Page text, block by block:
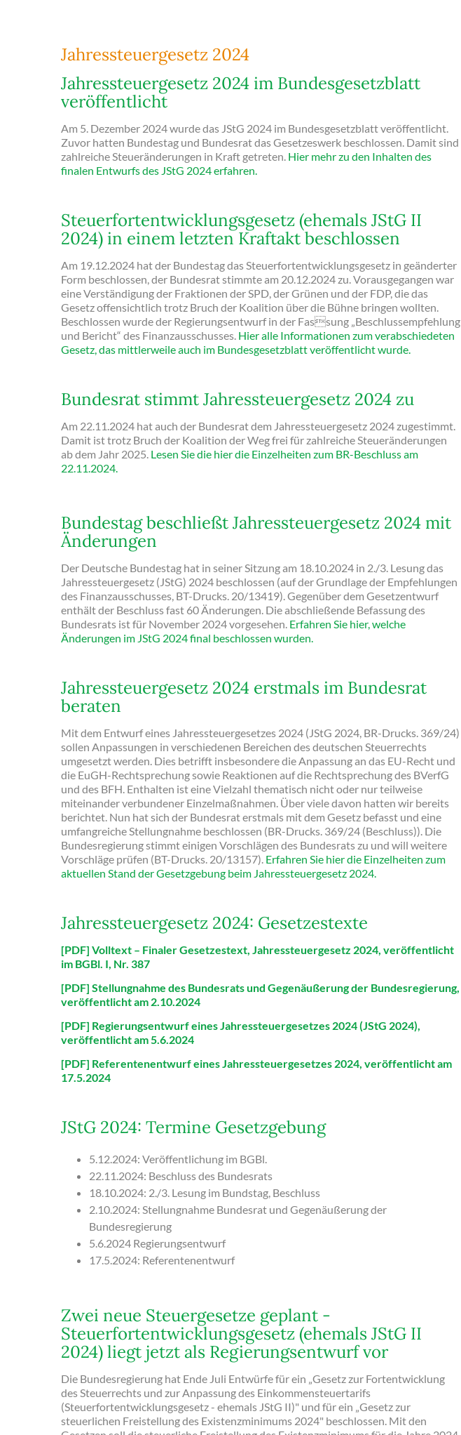
Jahressteuergesetz 2024
Jahressteuergesetz 2024 im Bundesgesetzblatt
veröffentlicht
Am 5. Dezember 2024 wurde das JStG 2024 im Bundesgesetzblatt veröffentlicht.
Zuvor hatten Bundestag und Bundesrat das Gesetzeswerk beschlossen. Damit sind
zahlreiche Steueränderungen in Kraft getreten. Hier mehr zu den Inhalten des
finalen Entwurfs des JStG 2024 erfahren.
Steuerfortentwicklungsgesetz (ehemals JStG II
2024) in einem letzten Kraftakt beschlossen
Am 19.12.2024 hat der Bundestag das Steuerfortentwicklungsgesetz in geänderter
Form beschlossen, der Bundesrat stimmte am 20.12.2024 zu. Vorausgegangen war
eine Verständigung der Fraktionen der SPD, der Grünen und der FDP, die das
Gesetz offensichtlich trotz Bruch der Koalition über die Bühne bringen wollten.
Beschlossen wurde der Regierungsentwurf in der Fassung „Beschlussempfehlung
und Bericht“ des Finanzausschusses. Hier alle Informationen zum verabschiedeten
Gesetz, das mittlerweile auch im Bundesgesetzblatt veröffentlicht wurde.
Bundesrat stimmt Jahressteuergesetz 2024 zu
Am 22.11.2024 hat auch der Bundesrat dem Jahressteuergesetz 2024 zugestimmt.
Damit ist trotz Bruch der Koalition der Weg frei für zahlreiche Steueränderungen
ab dem Jahr 2025. Lesen Sie die hier die Einzelheiten zum BR-Beschluss am
22.11.2024.
Bundestag beschließt Jahressteuergesetz 2024 mit
Änderungen
Der Deutsche Bundestag hat in seiner Sitzung am 18.10.2024 in 2./3. Lesung das
Jahressteuergesetz (JStG) 2024 beschlossen (auf der Grundlage der Empfehlungen
des Finanzausschusses, BT-Drucks. 20/13419). Gegenüber dem Gesetzentwurf
enthält der Beschluss fast 60 Änderungen. Die abschließende Befassung des
Bundesrats ist für November 2024 vorgesehen. Erfahren Sie hier, welche
Änderungen im JStG 2024 final beschlossen wurden.
Jahressteuergesetz 2024 erstmals im Bundesrat
beraten
Mit dem Entwurf eines Jahressteuergesetzes 2024 (JStG 2024, BR-Drucks. 369/24)
sollen Anpassungen in verschiedenen Bereichen des deutschen Steuerrechts
umgesetzt werden. Dies betrifft insbesondere die Anpassung an das EU-Recht und
die EuGH-Rechtsprechung sowie Reaktionen auf die Rechtsprechung des BVerfG
und des BFH. Enthalten ist eine Vielzahl thematisch nicht oder nur teilweise
miteinander verbundener Einzelmaßnahmen. Über viele davon hatten wir bereits
berichtet. Nun hat sich der Bundesrat erstmals mit dem Gesetz befasst und eine
umfangreiche Stellungnahme beschlossen (BR-Drucks. 369/24 (Beschluss)). Die
Bundesregierung stimmt einigen Vorschlägen des Bundesrats zu und will weitere
Vorschläge prüfen (BT-Drucks. 20/13157). Erfahren Sie hier die Einzelheiten zum
aktuellen Stand der Gesetzgebung beim Jahressteuergesetz 2024.
Jahressteuergesetz 2024: Gesetzestexte
[PDF] Volltext – Finaler Gesetzestext, Jahressteuergesetz 2024, veröffentlicht
im BGBl. I, Nr. 387
[PDF] Stellungnahme des Bundesrats und Gegenäußerung der Bundesregierung,
veröffentlicht am 2.10.2024
[PDF] Regierungsentwurf eines Jahressteuergesetzes 2024 (JStG 2024),
veröffentlicht am 5.6.2024
[PDF] Referentenentwurf eines Jahressteuergesetzes 2024, veröffentlicht am
17.5.2024
JStG 2024: Termine Gesetzgebung
5.12.2024: Veröffentlichung im BGBl.
22.11.2024: Beschluss des Bundesrats
18.10.2024: 2./3. Lesung im Bundstag, Beschluss
2.10.2024: Stellungnahme Bundesrat und Gegenäußerung der
Bundesregierung
5.6.2024 Regierungsentwurf
17.5.2024: Referentenentwurf
Zwei neue Steuergesetze geplant -
Steuerfortentwicklungsgesetz (ehemals JStG II
2024) liegt jetzt als Regierungsentwurf vor
Die Bundesregierung hat Ende Juli Entwürfe für ein „Gesetz zur Fortentwicklung
des Steuerrechts und zur Anpassung des Einkommensteuertarifs
(Steuerfortentwicklungsgesetz - ehemals JStG II)" und für ein „Gesetz zur
steuerlichen Freistellung des Existenzminimums 2024" beschlossen. Mit den